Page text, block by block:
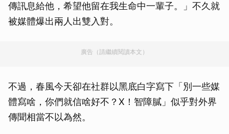
傳訊息給他，希望他留在我生命中一輩子。」不久就
被媒體爆出兩人出雙入對。
廣告（請繼續閱讀本文）
不過，春風今天卻在社群以黑底白字寫下「別一些媒
體寫啥，你們就信啥好不？X！智障膩」似乎對外界
傳聞相當不以為然。